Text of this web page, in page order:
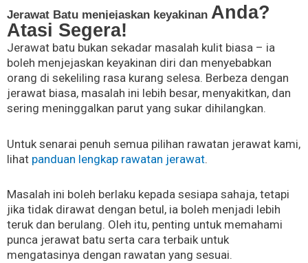
Jerawat Batu menjejaskan keyakinan Anda?
Atasi Segera!
Jerawat batu bukan sekadar masalah kulit biasa – ia
boleh menjejaskan keyakinan diri dan menyebabkan
orang di sekeliling rasa kurang selesa. Berbeza dengan
jerawat biasa, masalah ini lebih besar, menyakitkan, dan
sering meninggalkan parut yang sukar dihilangkan.
Untuk senarai penuh semua pilihan rawatan jerawat kami,
lihat panduan lengkap rawatan jerawat.
Masalah ini boleh berlaku kepada sesiapa sahaja, tetapi
jika tidak dirawat dengan betul, ia boleh menjadi lebih
teruk dan berulang. Oleh itu, penting untuk memahami
punca jerawat batu serta cara terbaik untuk
mengatasinya dengan rawatan yang sesuai.